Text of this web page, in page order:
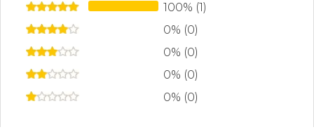
100% (1)
0% (0)
0% (0)
0% (0)
0% (0)